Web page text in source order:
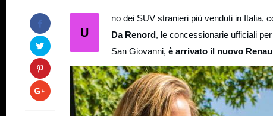
U
no dei SUV stranieri più venduti in Italia,
Da Renord, le concessionarie ufficiali
San Giovanni, è arrivato il nuovo